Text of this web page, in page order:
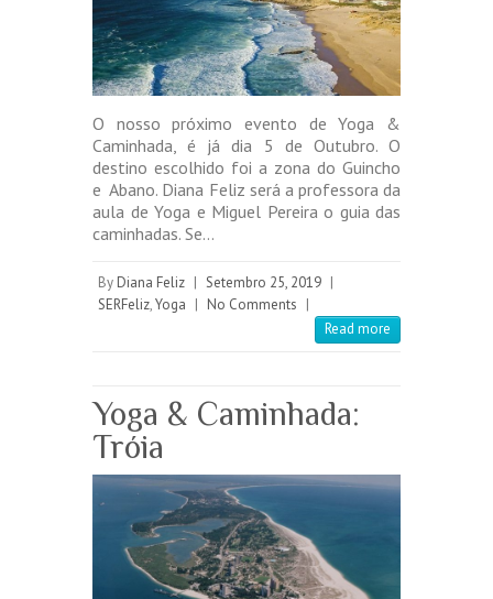
O nosso próximo evento de Yoga &
Caminhada, é já dia 5 de Outubro. O
destino escolhido foi a zona do Guincho
e Abano. Diana Feliz será a professora da
aula de Yoga e Miguel Pereira o guia das
caminhadas. Se…
By Diana Feliz | Setembro 25, 2019 |
SERFeliz,Yoga | No Comments |
Read more
Yoga & Caminhada:
Tróia